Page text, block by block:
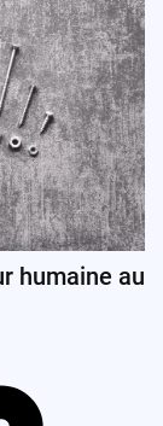
humaine au